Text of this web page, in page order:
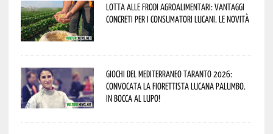
Lotta alle frodi agroalimentari: vantaggi
concreti per i consumatori lucani. Le novità
Giochi del Mediterraneo Taranto 2026:
convocata la fiorettista lucana Palumbo.
In bocca al lupo!